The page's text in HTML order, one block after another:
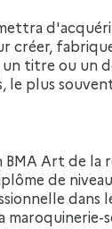
créer,
titre ou un
le plus
de
dans